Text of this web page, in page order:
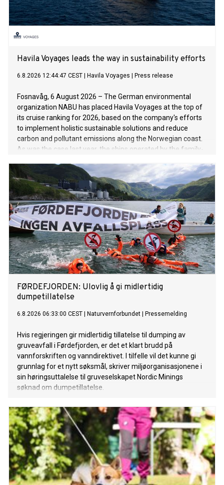
Havila Voyages leads the way in sustainability efforts
6.8.2026 12:44:47 CEST Havila Voyages Press release
Fosnavåg, 6 August 2026 – The German environmental
organization NABU has placed Havila Voyages at the top of
its cruise ranking for 2026, based on the company's efforts
to implement holistic sustainable solutions and reduce
carbon and pollutant emissions along the Norwegian coast.
As was the case last year, the ships operated by the family-
industry.
FØRDEFJORDEN: Ulovlig å gi midlertidig
dumpetillatelse
6.8.2026 06:33:00 CEST Naturvernforbundet Pressemelding
Hvis regjeringen gir midlertidig tillatelse til dumping av
gruveavfall i Førdefjorden, er det et klart brudd på
vannforskriften og vanndirektivet. I tilfelle vil det kunne gi
grunnlag for et nytt søksmål, skriver miljøorganisasjonene i
sin høringsuttalelse til gruveselskapet Nordic Minings
søknad om dumpetillatelse.